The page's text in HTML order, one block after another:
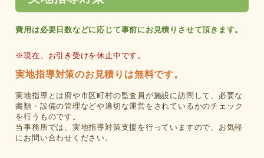
費用は必要日数などに応じて事前にお見積りさせて頂きます。
※現在、お引き受けを休止中です。
実地指導対策のお見積りは無料です。
実地指導とは府や市区町村の監査員が施設に訪問して、必要な
書類・設備の管理などや適切な運営を されているかのチェック
を行うものです。
当事務所では、実地指導対策支援を行っていますので、お気軽
にお問い合わせください。